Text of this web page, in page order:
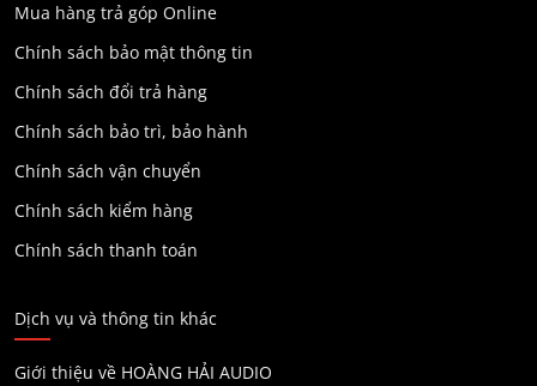
Mua hàng trả góp Online
Chính sách bảo mật thông tin
Chính sách đổi trả hàng
Chính sách bảo trì, bảo hành
Chính sách vận chuyển
Chính sách kiểm hàng
Chính sách thanh toán
Dịch vụ và thông tin khác
Giới thiệu về HOÀNG HẢI AUDIO